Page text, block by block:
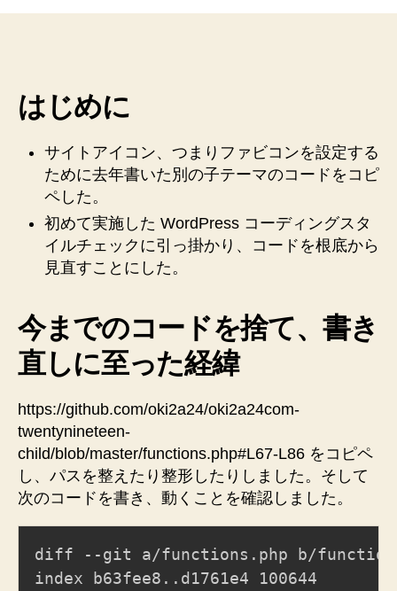
ス
タ
イ
ザ
ー
で
定
さ
れ
て
な
れ
ば
テ
デ
はじめに
サイトアイコン、つまりファビコンを設定する
ために去年書いた別の子テーマのコードをコピ
ペした。
初めて実施した WordPress コーディングスタ
イルチェックに引っ掛かり、コードを根底から
見直すことにした。
今までのコードを捨て、書き
直しに至った経緯
https://github.com/oki2a24/oki2a24com-
twentynineteen-
child/blob/master/functions.php#L67-L86 をコピペ
し、パスを整えたり整形したりしました。そして
次のコードを書き、動くことを確認しました。
diff --git a/functions.php b/